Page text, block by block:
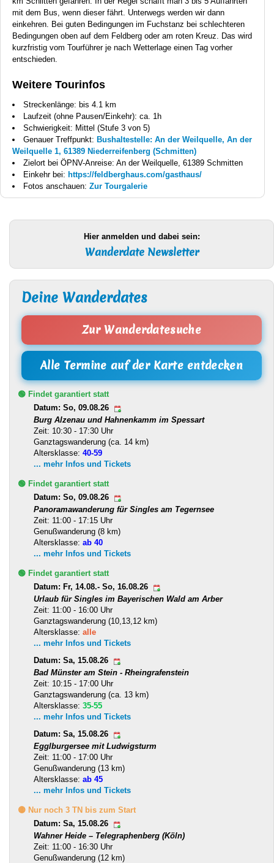
mit dem Bus, wenn dieser fährt. Unterwegs werden wir dann
einkehren. Bei guten Bedingungen im Fuchstanz bei schlechteren
Bedingungen oben auf dem Feldberg oder am roten Kreuz. Das wird
kurzfristig vom Tourführer je nach Wetterlage einen Tag vorher
entschieden.
Weitere Tourinfos
Streckenlänge: bis 4.1 km
Laufzeit (ohne Pausen/Einkehr): ca. 1h
Schwierigkeit: Mittel (Stufe 3 von 5)
Genauer Treffpunkt: Bushaltestelle: An der Weilquelle, An der
Weilquelle 1, 61389 Niederreifenberg (Schmitten)
Zielort bei ÖPNV-Anreise: An der Weilquelle, 61389 Schmitten
Einkehr bei: https://feldberghaus.com/gasthaus/
Fotos anschauen: Zur Tourgalerie
Hier anmelden und dabei sein:
Wanderdate Newsletter
Deine Wanderdates
Zur Wanderdatesuche
Alle Termine auf der Karte entdecken
🟢 Findet garantiert statt
Datum: So, 09.08.26
Burg Alzenau und Hahnenkamm im Spessart
Zeit: 10:30 - 17:30 Uhr
Ganztagswanderung (ca. 14 km)
Altersklasse: 40-59
... mehr Infos und Tickets
🟢 Findet garantiert statt
Datum: So, 09.08.26
Panoramawanderung für Singles am Tegernsee
Zeit: 11:00 - 17:15 Uhr
Genußwanderung (8 km)
Altersklasse: ab 40
... mehr Infos und Tickets
🟢 Findet garantiert statt
Datum: Fr, 14.08.- So, 16.08.26
Urlaub für Singles im Bayerischen Wald am Arber
Zeit: 11:00 - 16:00 Uhr
Ganztagswanderung (10,13,12 km)
Altersklasse: alle
... mehr Infos und Tickets
Datum: Sa, 15.08.26
Bad Münster am Stein - Rheingrafenstein
Zeit: 10:15 - 17:00 Uhr
Ganztagswanderung (ca. 13 km)
Altersklasse: 35-55
... mehr Infos und Tickets
Datum: Sa, 15.08.26
Egglburgersee mit Ludwigsturm
Zeit: 11:00 - 17:00 Uhr
Genußwanderung (13 km)
Altersklasse: ab 45
... mehr Infos und Tickets
🟡 Nur noch 3 TN bis zum Start
Datum: Sa, 15.08.26
Wahner Heide – Telegraphenberg (Köln)
Zeit: 11:00 - 16:30 Uhr
Genußwanderung (12 km)